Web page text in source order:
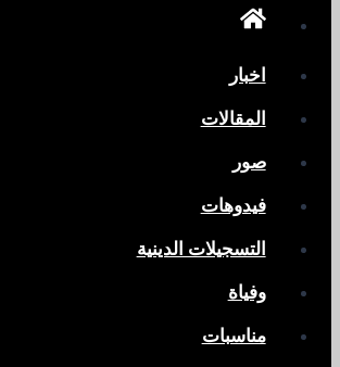
اخبار
المقالات
صور
فيدوهات
التسجيلات الدينية
وفياة
مناسبات